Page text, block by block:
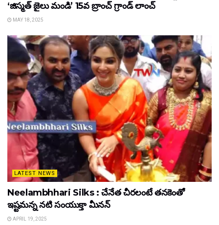
‘జిస్మత్ జైలు మండి’ 15వ బ్రాంచ్ గ్రాండ్ లాంచ్
MAY 18, 2025
LATEST NEWS
Neelambhhari Silks : చేనేత చీరలంటే తనకెంతో
ఇష్టమన్న నటి సంయుక్తా మీనన్‌
APRIL 19, 2025